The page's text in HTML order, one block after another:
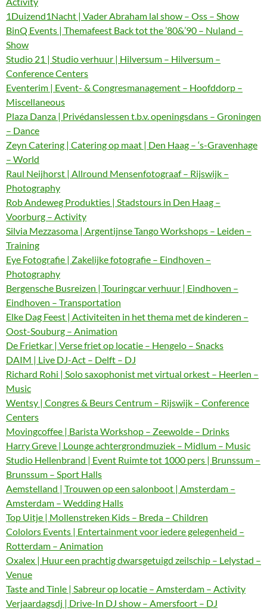
1Duizend1Nacht | Vader Abraham lal show – Oss – Show
BinQ Events | Themafeest Back tot the ’80&’90 – Nuland –
Show
Studio 21 | Studio verhuur | Hilversum – Hilversum –
Conference Centers
Eventerim | Event- & Congresmanagement – Hoofddorp –
Miscellaneous
Plaza Danza | Privédanslessen t.b.v. openingsdans – Groningen
– Dance
Zeyn Catering | Catering op maat | Den Haag – ‘s-Gravenhage
– World
Raul Neijhorst | Allround Mensenfotograaf – Rijswijk –
Photography
Rob Andeweg Produkties | Stadstours in Den Haag –
Voorburg – Activity
Silvia Mezzasoma | Argentijnse Tango Workshops – Leiden –
Training
Eye Fotografie | Zakelijke fotografie – Eindhoven –
Photography
Bergensche Busreizen | Touringcar verhuur | Eindhoven –
Eindhoven – Transportation
Elke Dag Feest | Activiteiten in het thema met de kinderen –
Oost-Souburg – Animation
De Frietkar | Verse friet op locatie – Hengelo – Snacks
DAIM | Live DJ-Act – Delft – DJ
Richard Rohi | Solo saxophonist met virtual orkest – Heerlen –
Music
Wentsy | Congres & Beurs Centrum – Rijswijk – Conference
Centers
Movingcoffee | Barista Workshop – Zeewolde – Drinks
Harry Greve | Lounge achtergrondmuziek – Midlum – Music
Studio Hellenbrand | Event Ruimte tot 1000 pers | Brunssum –
Brunssum – Sport Halls
Aemstelland | Trouwen op een salonboot | Amsterdam –
Amsterdam – Wedding Halls
Top Uitje | Mollenstreken Kids – Breda – Children
Cololors Events | Entertainment voor iedere gelegenheid –
Rotterdam – Animation
Oxalex | Huur een prachtig dwarsgetuigd zeilschip – Lelystad –
Venue
Taste and Tinle | Sabreur op locatie – Amsterdam – Activity
Verjaardagsdj | Drive-In DJ show – Amersfoort – DJ